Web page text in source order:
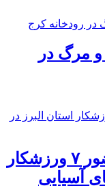
و مرگ در
۲ مدال برنز نتیجه حضور ۷ ورزشکار
آسیایی